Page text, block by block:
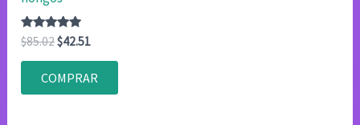
Valorado
con
4.83
de 5
$85.02El
original
era:
$42.51
actual
es:
COMPRAR